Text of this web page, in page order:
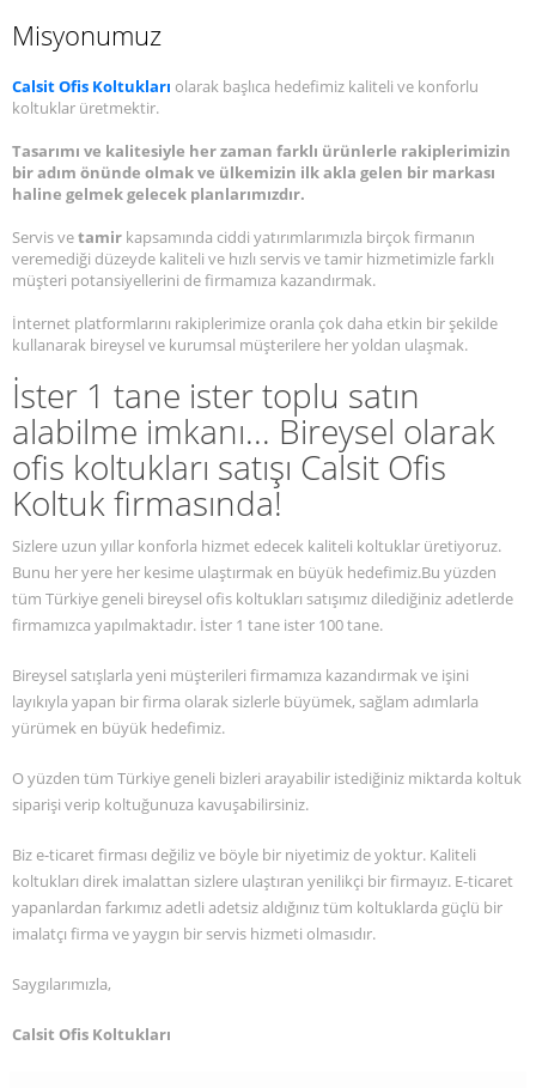
Misyonumuz
Calsit Ofis Koltukları olarak başlıca hedefimiz kaliteli ve konforlu
koltuklar üretmektir.
Tasarımı ve kalitesiyle her zaman farklı ürünlerle rakiplerimizin
bir adım önünde olmak ve ülkemizin ilk akla gelen bir markası
haline gelmek gelecek planlarımızdır.
Servis vetamir kapsamında ciddi yatırımlarımızla birçok firmanın
veremediği düzeyde kaliteli ve hızlı servis ve tamir hizmetimizle farklı
müşteri potansiyellerini de firmamıza kazandırmak.
İnternet platformlarını rakiplerimize oranla çok daha etkin bir şekilde
kullanarak bireysel ve kurumsal müşterilere her yoldan ulaşmak.
İster 1 tane ister toplu satın
alabilme imkanı... Bireysel olarak
ofis koltukları satışı Calsit Ofis
Koltuk firmasında!
Sizlere uzun yıllar konforla hizmet edecek kaliteli koltuklar üretiyoruz.
Bunu her yere her kesime ulaştırmak en büyük hedefimiz.Bu yüzden
tüm Türkiye geneli bireysel ofis koltukları satışımız dilediğiniz adetlerde
firmamızca yapılmaktadır. İster 1 tane ister 100 tane.
Bireysel satışlarla yeni müşterileri firmamıza kazandırmak ve işini
layıkıyla yapan bir firma olarak sizlerle büyümek, sağlam adımlarla
yürümek en büyük hedefimiz.
O yüzden tüm Türkiye geneli bizleri arayabilir istediğiniz miktarda koltuk
siparişi verip koltuğunuza kavuşabilirsiniz.
Biz e-ticaret firması değiliz ve böyle bir niyetimiz de yoktur. Kaliteli
koltukları direk imalattan sizlere ulaştıran yenilikçi bir firmayız. E-ticaret
yapanlardan farkımız adetli adetsiz aldığınız tüm koltuklarda güçlü bir
imalatçı firma ve yaygın bir servis hizmeti olmasıdır.
Saygılarımızla,
Calsit Ofis Koltukları